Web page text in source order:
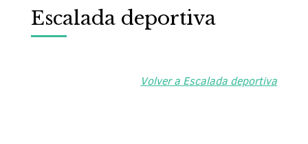
Escalada deportiva
Volver a Escalada deportiva